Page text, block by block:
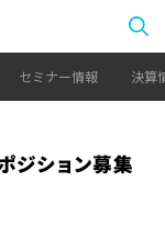
セミナー情報 決算